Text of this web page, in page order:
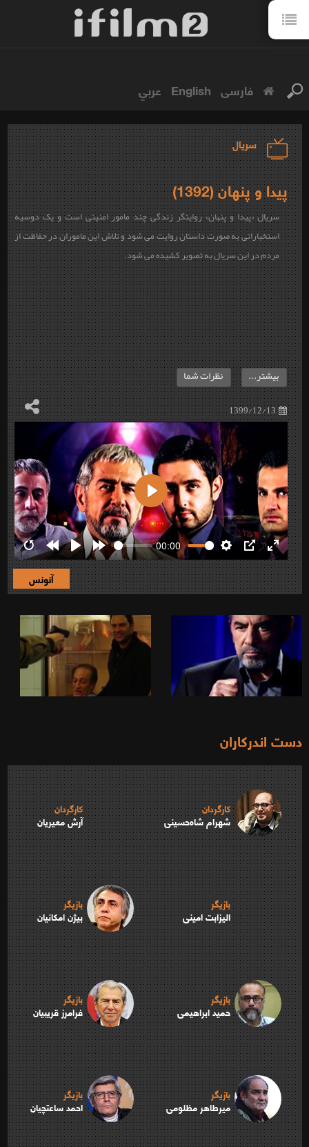
فارسی English عربي
سریال
پیدا و پنهان (1392)
سریال «پیدا و پنهان» روایتگر زندگی چند مامور امنیتی است و یک دوسیه
استخباراتی به صورت داستان روایت می شود و تلاش این ماموران در حفاظت از
مردم در این سریال به تصویر کشیده می شود.
1399/12/13
بیشتر... نظرات شما
RestartRewind
10s
Play Forward
10s
00:00
Settings
PIP Enter
Play
آنونس
دست اندرکاران
کارگردان
شهرام شاه‌حسینی
کارگردان
آرش معیریان
بازیگر
الیزابت امینی
بازیگر
بیژن امکانیان
بازیگر
حمید ابراهیمی
بازیگر
فرامرز قریبیان
بازیگر
میرطاهر مظلومی
بازیگر
احمد ساعتچیان